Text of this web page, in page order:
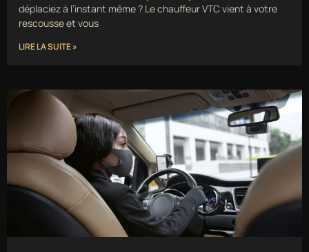
déplaciez à l’instant même ? Le chauffeur VTC vient à votre
rescousse et vous
LIRE LA SUITE »